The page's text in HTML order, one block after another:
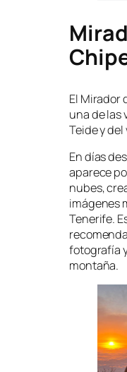
El Mirador
una de las
Teide y del
En días
aparece
nubes,
imágenes
Tenerife.
fotografía
montaña.